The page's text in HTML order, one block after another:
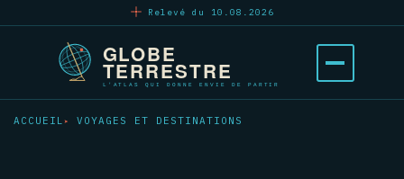
Relevé du 10.08.2026
Ouvrir
le
ACCUEIL VOYAGES ET DESTINATIONS